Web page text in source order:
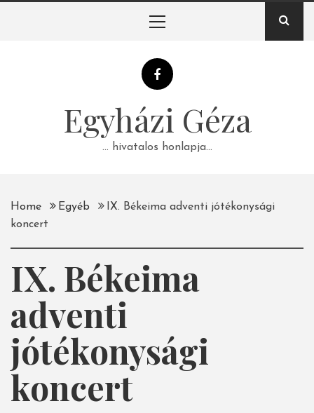
Egyházi Géza
… hivatalos honlapja…
Home Egyéb
IX. Békeima adventi jótékonysági
koncert
IX. Békeima
adventi
jótékonysági
koncert